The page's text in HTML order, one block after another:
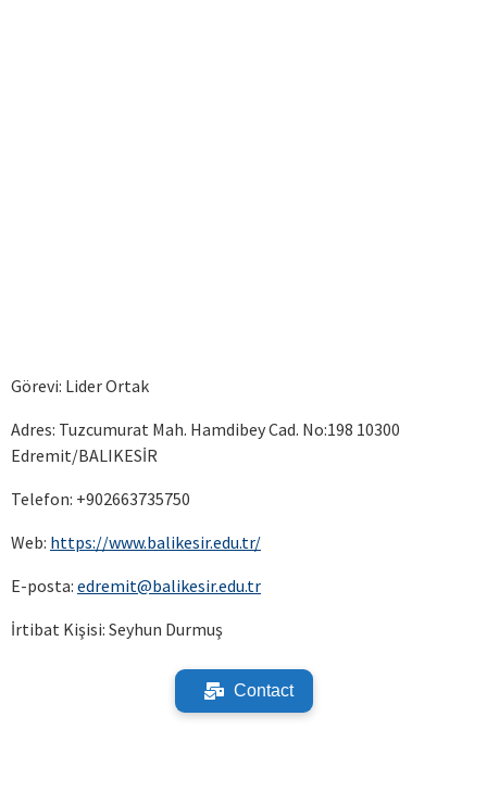
Görevi: Lider Ortak
Adres: Tuzcumurat Mah. Hamdibey Cad. No:198 10300
Edremit/BALIKESİR
Telefon: +902663735750
Web: https://www.balikesir.edu.tr/
E-posta: edremit@balikesir.edu.tr
İrtibat Kişisi: Seyhun Durmuş
Contact